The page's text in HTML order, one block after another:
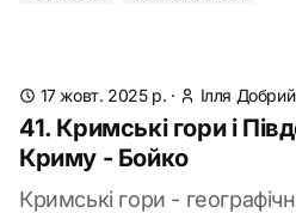
17 жовт. 2025 р. · Ілля Добрий
41. Кримські гори і
Криму - Бойко
Кримські гори -